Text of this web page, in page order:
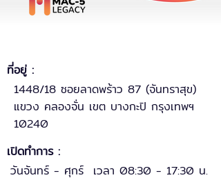
ที่อยู่ :
1448/18 ซอยลาดพร้าว 87 (จันทราสุข)
แขวง คลองจั่น เขต บางกะปิ กรุงเทพฯ
10240
เปิดทำการ :
วันจันทร์ - ศุกร์ เวลา 08:30 - 17:30 น.